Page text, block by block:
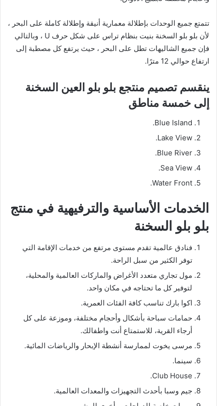
تتمتع جميع الوحدات بإطلالة معمارية أنيقة وإطلالة كاملة على البحر ،
لأن بلو بلو السخنة بنيت بنظام تراس على شكل حرف U ، وبالتالي
فإن جميع الشاليهات تطل على البحر ، حيث يرتفع كل مصطبة إلى
ارتفاع حوالي 12 مترًا.
ينقسم تصميم منتجع بلو بلو العين السخنة
إلى خمسة مناطق
Blue Island.
Lake View.
Blue River.
Sea View.
Water Front.
الخدمات الأساسية والترفيهية في منتج
بلو بلو السخنة
فنادق عالمية تقدم مستوى مرتفع من خدمات الإقامة التي
توفر الكثير من سبل الراحة.
مول تجاري متعدد الأغراض والماركات العالمية والمحلية،
لتوفير كل ما تحتاجه في مكان واحد.
اكوا بارك تناسب كافة الفئات العمرية.
حمامات سباحة بأشكال وأحجام مختلفة، وموزعة على كل
أرجاء القرية، للاستمتاع أنت واطفالك.
مرسى يخوت لممارسة أنشطة الإبحار والرياضات المائية.
سينما.
Club House.
جيم وسبا بأحدث التجهيزات والمعدات العالمية.